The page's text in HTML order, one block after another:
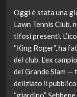
Oggi è stata una
Lawn Tennis Club,
tifosi presenti.
“King Roger”, ha
del club. L’ex
del Grande Slam
deliziato il
“giardino”.